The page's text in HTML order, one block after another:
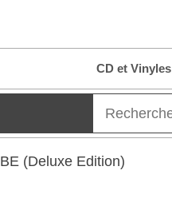
CD et Vinyles
BE (Deluxe Edition)